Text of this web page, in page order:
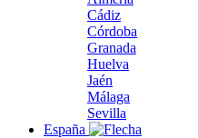
Cádiz
Córdoba
Granada
Huelva
Jaén
Málaga
Sevilla
España